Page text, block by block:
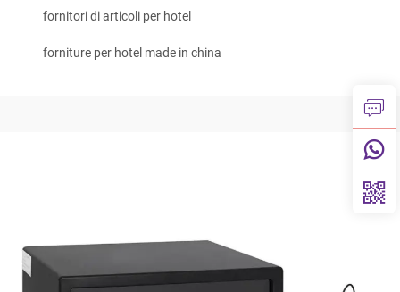
fornitori di articoli per hotel
forniture per hotel made in china